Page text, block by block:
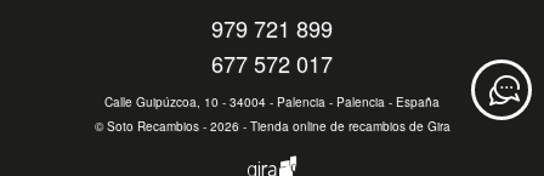
979 721 899
677 572 017
Calle Guipúzcoa, 10 - 34004 - Palencia - Palencia - España
©Soto Recambios- 2026 - Tienda online de recambios de Gira